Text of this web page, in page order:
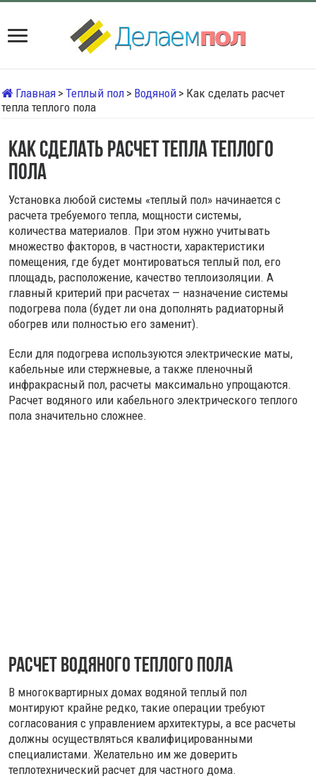
Главная > Теплый пол > Водяной > Как сделать расчет
тепла теплого пола
Как сделать расчет тепла теплого
пола
Установка любой системы «теплый пол» начинается с
расчета требуемого тепла, мощности системы,
количества материалов. При этом нужно учитывать
множество факторов, в частности, характеристики
помещения, где будет монтироваться теплый пол, его
площадь, расположение, качество теплоизоляции. А
главный критерий при расчетах — назначение системы
подогрева пола (будет ли она дополнять радиаторный
обогрев или полностью его заменит).
Если для подогрева используются электрические маты,
кабельные или стержневые, а также пленочный
инфракрасный пол, расчеты максимально упрощаются.
Расчет водяного или кабельного электрического теплого
пола значительно сложнее.
Расчет водяного теплого пола
В многоквартирных домах водяной теплый пол
монтируют крайне редко, такие операции требуют
согласования с управлением архитектуры, а все расчеты
должны осуществляться квалифицированными
специалистами. Желательно им же доверить
теплотехнический расчет для частного дома.